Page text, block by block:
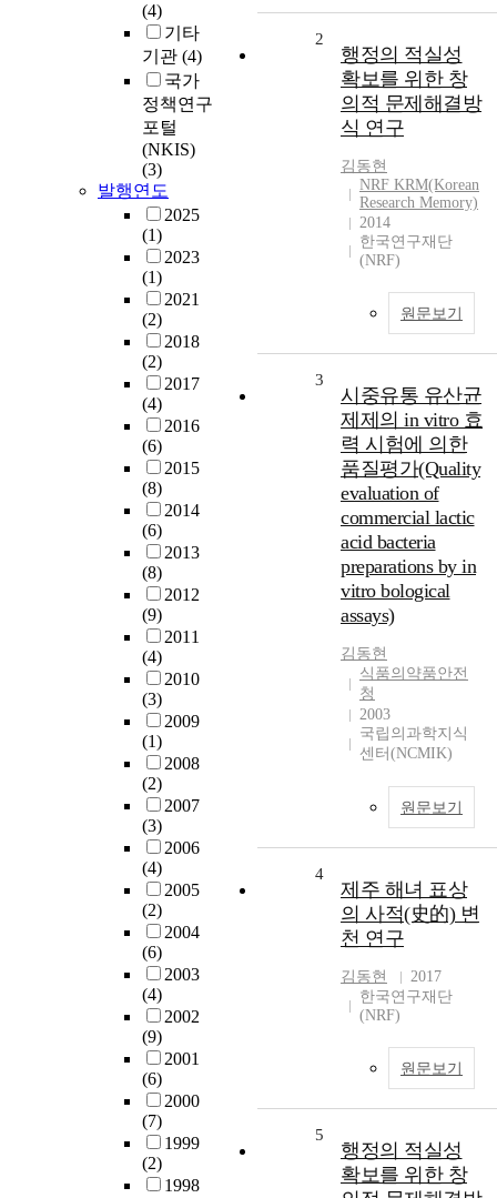
(4)
기타
기관 (4)
국가
정책연구
포털
(NKIS)
(3)
발행연도
2025
(1)
2023
(1)
2021
(2)
2018
(2)
2017
(4)
2016
(6)
2015
(8)
2014
(6)
2013
(8)
2012
(9)
2011
(4)
2010
(3)
2009
(1)
2008
(2)
2007
(3)
2006
(4)
2005
(2)
2004
(6)
2003
(4)
2002
(9)
2001
(6)
2000
(7)
1999
(2)
1998
2
행정의 적실성
확보를 위한 창
의적 문제해결방
식 연구
김동현
NRF KRM(Korean
Research Memory)
2014
한국연구재단
(NRF)
원문보기
3
시중유통 유산균
제제의 in vitro 효
력 시험에 의한
품질평가(Quality
evaluation of
commercial lactic
acid bacteria
preparations by in
vitro bological
assays)
김동현
식품의약품안전
청
2003
국립의과학지식
센터(NCMIK)
원문보기
4
제주 해녀 표상
의 사적(史的) 변
천 연구
김동현
2017
한국연구재단
(NRF)
원문보기
5
행정의 적실성
확보를 위한 창